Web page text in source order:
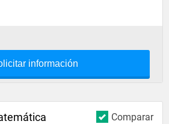
información
Comparar